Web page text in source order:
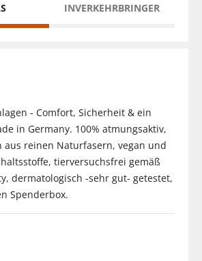
INVERKEHRBRINGER
- Comfort, Sicherheit & ein
in Germany. 100% atmungsaktiv,
aus reinen Naturfasern, vegan und
tierversuchsfrei gemäß
dermatologisch -sehr gut- getestet,
Spenderbox.